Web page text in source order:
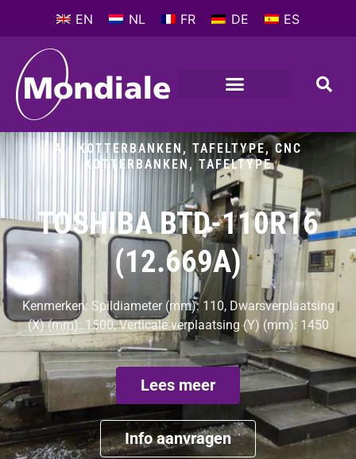
EN NL FR DE ES
A - KOTTERBANKEN, TAFELTYPE, CNC
KOTTERBANKEN, TAFELTYPE
TOSHIBA BTD-110R16
(12.669A)
Kenmerken: Spildiameter (mm): 110, Dwarsverplaatsing
(X) (mm): 1500, Verticale verplaatsing (Y) (mm): 1450
Lees meer
Info aanvragen